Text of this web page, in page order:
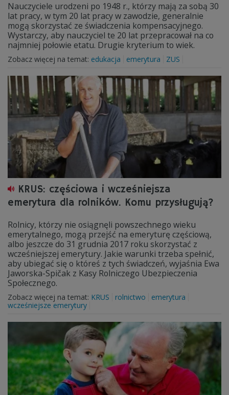
Nauczyciele urodzeni po 1948 r., którzy mają za sobą 30
lat pracy, w tym 20 lat pracy w zawodzie, generalnie
mogą skorzystać ze świadczenia kompensacyjnego.
Wystarczy, aby nauczyciel te 20 lat przepracował na co
najmniej połowie etatu. Drugie kryterium to wiek.
Zobacz więcej na temat: edukacja emerytura ZUS
KRUS: częściowa i wcześniejsza
emerytura dla rolników. Komu przysługują?
Rolnicy, którzy nie osiągnęli powszechnego wieku
emerytalnego, mogą przejść na emeryturę częściową,
albo jeszcze do 31 grudnia 2017 roku skorzystać z
wcześniejszej emerytury. Jakie warunki trzeba spełnić,
aby ubiegać się o któreś z tych świadczeń, wyjaśnia Ewa
Jaworska-Spičak z Kasy Rolniczego Ubezpieczenia
Społecznego.
Zobacz więcej na temat: KRUS rolnictwo
emerytura
wcześniejsze emerytury